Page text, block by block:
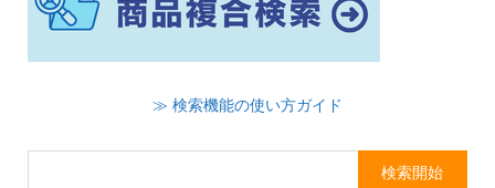
≫ 検索機能の使い方ガイド